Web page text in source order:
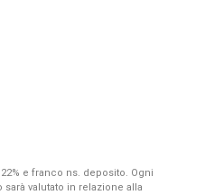
e franco ns. deposito. Ogni
valutato in relazione alla